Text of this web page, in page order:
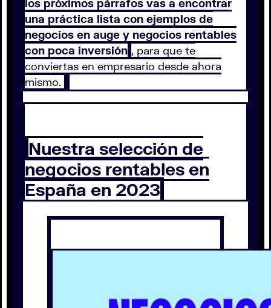
los próximos párrafos vas a encontrar
una práctica lista con ejemplos de
negocios en auge y negocios rentables
con poca inversión , para que te
conviertas en empresario desde ahora
mismo.
Nuestra selección de
negocios rentables en
España en 2023